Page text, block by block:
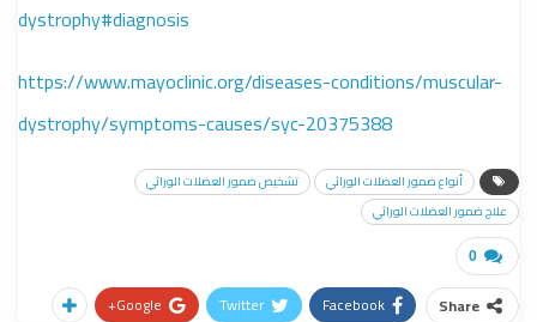
dystrophy#diagnosis
https://www.mayoclinic.org/diseases-conditions/muscular-
dystrophy/symptoms-causes/syc-20375388
أنواع ضمور العضلات الوراثي
تشخيص ضمور العضلات الوراثي
علاج ضمور العضلات الوراثي
0
Share
Facebook
Twitter
Google+